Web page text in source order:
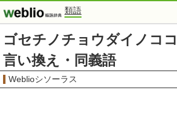
類語
ゴセチノチョウダイノコ
言い換え・同義語
Weblioシソーラス